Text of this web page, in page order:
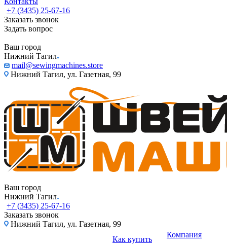
+7 (3435) 25-67-16
Заказать звонок
Задать вопрос
Ваш город
Нижний Тагил
mail@sewingmachines.store
Нижний Тагил, ул. Газетная, 99
Ваш город
Нижний Тагил
+7 (3435) 25-67-16
Заказать звонок
Нижний Тагил, ул. Газетная, 99
Как купить
Компания